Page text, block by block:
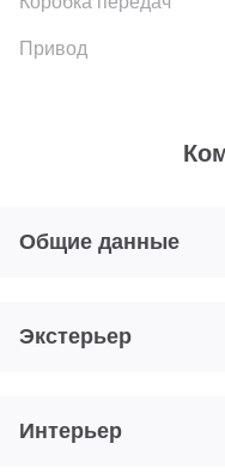
Общие данные
Экстерьер
Интерьер